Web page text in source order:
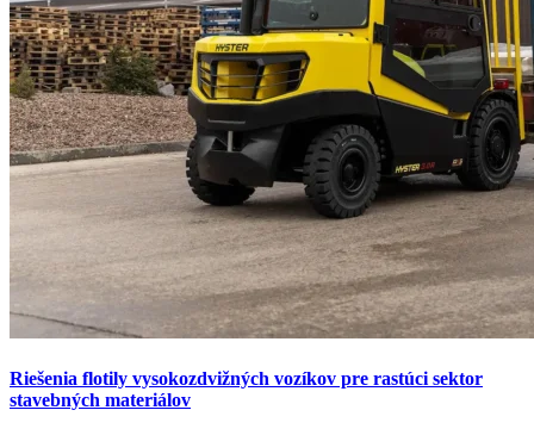
Riešenia flotily vysokozdvižných vozíkov pre rastúci sektor
stavebných materiálov